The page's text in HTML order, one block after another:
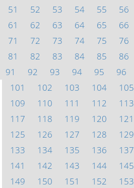
51
52 53 54 55 56
61
62 63 64 65 66
71
72 73 74 75 76
81
82 83 84 85 86
91
92 93 94 95 96
101
102 103 104 105
109
110 111 112 113
117
118 119 120 121
125
126 127 128 129
133
134 135 136 137
141
142 143 144 145
149
150 151 152 153